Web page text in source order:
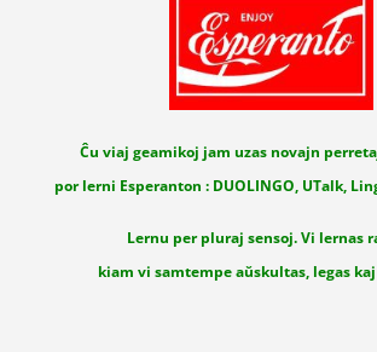
Ĉu viaj geamikoj jam uzas novajn
por lerni Esperanton : DUOLINGO, UTalk,
Lernu per pluraj sensoj. Vi lernas
kiam vi samtempe aŭskultas, legas